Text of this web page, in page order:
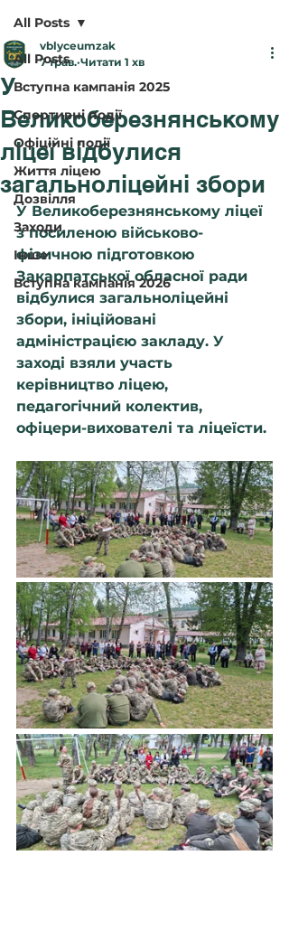
All Posts
Вступна кампанія 2025
Спортивні події
Офіційні події
Життя ліцею
Дозвілля
Заходи
Інше
Вступна кампанія 2026
All Posts
У
Великоберезнянському
ліцеї відбулися
загальноліцейні збори
vblyceumzak
7 трав. Читати 1 хв
У Великоберезнянському ліцеї
з посиленою військово-
фізичною підготовкою
Закарпатської обласної ради
відбулися загальноліцейні
збори, ініційовані
адміністрацією закладу. У
заході взяли участь
керівництво ліцею,
педагогічний колектив,
офіцери-вихователі та ліцеїсти.